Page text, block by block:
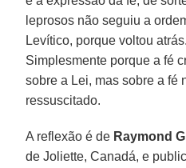
leprosos não seguiu a
Levítico, porque voltou
Simplesmente porque a fé
sobre a Lei, mas sobre a fé
ressuscitado.
A reflexão é de Raymond
de Joliette, Canadá, e